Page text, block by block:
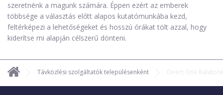
szeretnénk a magunk számára. Éppen ezért az emberek
többsége a választás előtt alapos kutatómunkába kezd,
feltérképezi a lehetőségeket és hosszú órákat tölt azzal, hogy
kiderítse mi alapján célszerű dönteni.
Távközlési szolgáltatók településenként Direct One